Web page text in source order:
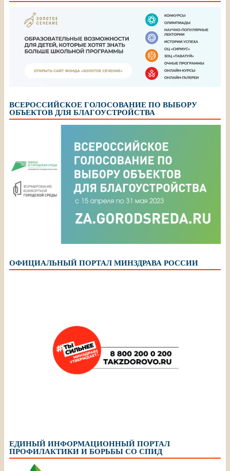
ВСЕРОССИЙСКОЕ ГОЛОСОВАНИЕ ПО ВЫБОРУ
ОБЪЕКТОВ ДЛЯ БЛАГОУСТРОЙСТВА
ОФИЦИАЛЬНЫЙ ПОРТАЛ МИНЗДРАВА РОССИИ
ЕДИНЫЙ ИНФОРМАЦИОННЫЙ ПОРТАЛ
ПРОФИЛАКТИКИ И БОРЬБЫ СО СПИД